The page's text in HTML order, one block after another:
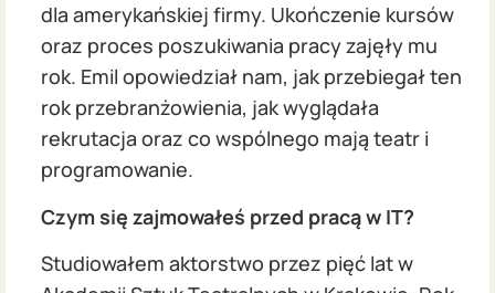
dla amerykańskiej firmy. Ukończenie kursów
oraz proces poszukiwania pracy zajęły mu
rok. Emil opowiedział nam, jak przebiegał ten
rok przebranżowienia, jak wyglądała
rekrutacja oraz co wspólnego mają teatr i
programowanie.
Czym się zajmowałeś przed pracą w IT?
Studiowałem aktorstwo przez pięć lat w